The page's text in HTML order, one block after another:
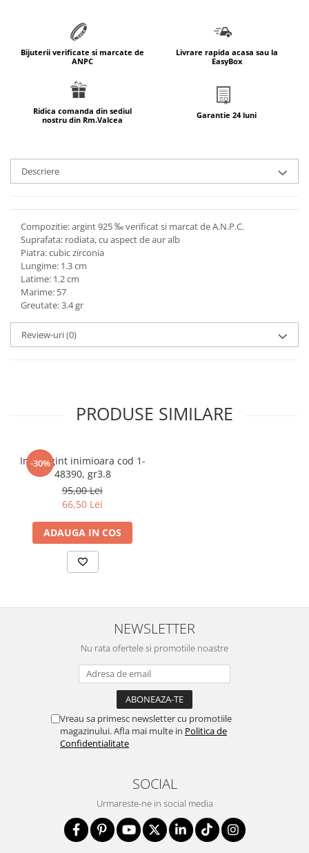
SETURI ARGINT
marime reglabila
marimea 51
marimea 52
marimea 54
marimea 55
marimea 57
marimea 58
marimea 59
marimea 60
marimea 61
marimea 62
marimea 63
marimea 64
Bijuterii verificate si marcate de
ANPC
Livrare rapida acasa sau la
EasyBox
Ridica comanda din sediul
nostru din Rm.Valcea
Garantie 24 luni
Descriere
Compozitie: argint 925 ‰ verificat si marcat de A.N.P.C.
Suprafata: rodiata, cu aspect de aur alb
Piatra: cubic zirconia
Lungime: 1.3 cm
Latime: 1.2 cm
Marime: 57
Greutate: 3.4 gr
Review-uri(0)
PRODUSE SIMILARE
-30%
Inel argint inimioara cod 1-
48390, gr3.8
95,00 Lei
66,50 Lei
ADAUGA IN COS
NEWSLETTER
Nu rata ofertele si promotiile noastre
Vreau sa primesc newsletter cu promotiile
magazinului. Afla mai multe in Politica de
Confidentialitate
SOCIAL
Urmareste-ne in social media